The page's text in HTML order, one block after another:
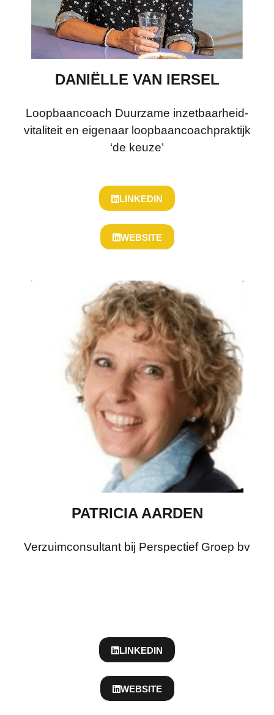
DANIËLLE VAN IERSEL
Loopbaancoach Duurzame inzetbaarheid-
vitaliteit en eigenaar loopbaancoachpraktijk
‘de keuze’
LINKEDIN
WEBSITE
PATRICIA AARDEN
Verzuimconsultant bij Perspectief Groep bv
LINKEDIN
WEBSITE